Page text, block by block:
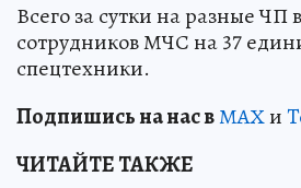
Всего за сутки на разные ЧП
сотрудников МЧС на 37
спецтехники.
Подпишись на нас вМАХи
ЧИТАЙТЕ ТАКЖЕ